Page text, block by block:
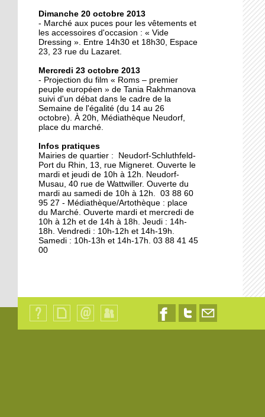
la tête de la grande
mosquée
11 octobre 2013
500 roses offertes aux
Neudorfois
11 octobre 2013
Les cycles éphémères
d'un brasseur
authentique
11 octobre 2013
S'éclairer pour l'hiver à
Vélostation
10 octobre 2013
Les étudiants en
Les à-côtés de la plaque
Dimanche 20 octobre 2013
- Marché aux puces pour les vêtements et
les accessoires d'occasion : « Vide
Dressing ». Entre 14h30 et 18h30, Espace
23, 23 rue du Lazaret.
Mercredi 23 octobre 2013
- Projection du film « Roms – premier
peuple européen » de Tania Rakhmanova
suivi d'un débat dans le cadre de la
Semaine de l'égalité (du 14 au 26
octobre). À 20h, Médiathèque Neudorf,
place du marché.
Infos pratiques
Mairies de quartier : Neudorf-Schluthfeld-
Port du Rhin, 13, rue Migneret. Ouverte le
mardi et jeudi de 10h à 12h. Neudorf-
Musau, 40 rue de Wattwiller. Ouverte du
mardi au samedi de 10h à 12h. 03 88 60
95 27 - Médiathèque/Artothèque : place
du Marché. Ouverte mardi et mercredi de
10h à 12h et de 14h à 18h. Jeudi : 14h-
18h. Vendredi : 10h-12h et 14h-19h.
Samedi : 10h-13h et 14h-17h. 03 88 41 45
00